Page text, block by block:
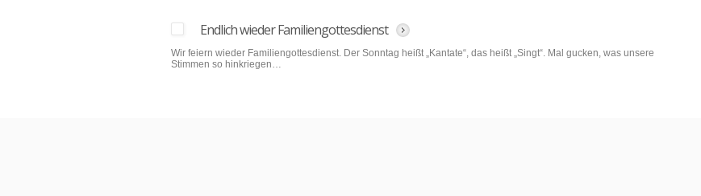
Endlich wieder Familiengottesdienst
Wir feiern wieder Familiengottesdienst. Der Sonntag heißt „Kantate“, das heißt „Singt“. Mal gucken, was unsere
Stimmen so hinkriegen…